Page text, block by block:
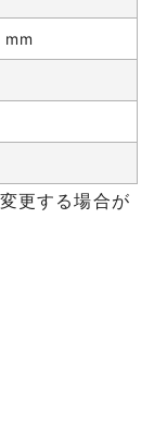
更する場合が